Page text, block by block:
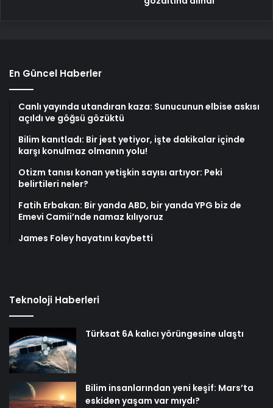
En Güncel Haberler
Canlı yayında utandıran kaza: Sunucunun elbise askısı
açıldı ve göğsü gözüktü
Bilim kanıtladı: Bir jest yetiyor, işte dakikalar içinde
karşı konulmaz olmanın yolu!
Otizm tanısı konan yetişkin sayısı artıyor: Peki
belirtileri neler?
Fatih Erbakan: Bir yanda ABD, bir yanda YPG biz de
Emevi Camii’nde namaz kılıyoruz
James Foley hayatını kaybetti
Teknoloji Haberleri
Türksat 6A kalıcı yörüngesine ulaştı
Bilim insanlarından yeni keşif: Mars’ta
eskiden yaşam var mıydı?